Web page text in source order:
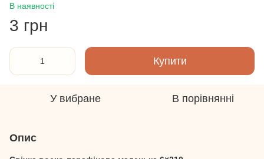
В наявності
3 грн
Купити
У вибране В порівнянні
Опис